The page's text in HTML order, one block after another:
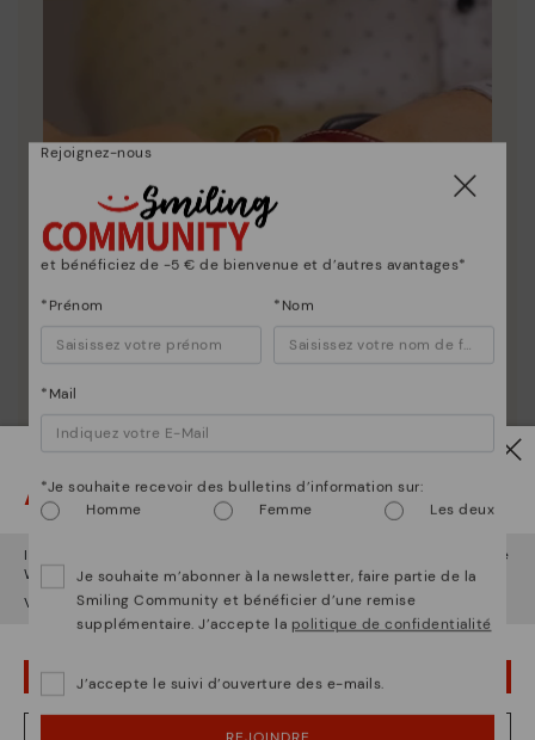
Découvrez suite
Nous vous donnons les clés pour nettoyer et
entretenir vos chaussures Pikolinos afin qu'elles
Attention !
Il semble que vous êtes en
et vous allez accéder au site
Web deFrance.
Voulez-vous aller sur le site Web deÉtats-Unis ?
OUPS... JE ME SUIS TROMPÉ, JE VEUX RESTER EN ÉTATS-UNIS
NON, JE VEUX ALLER SUR LE SITE WEB DU FRANCE
Rejoignez-nous
et bénéficiez de -5 € de bienvenue et d’autres avantages*
*Prénom *Nom
*Mail
*Je souhaite recevoir des bulletins d’information sur:
Homme
Femme Les deux
Je souhaite m’abonner à la newsletter, faire partie de la
Smiling Community et bénéficier d’une remise
supplémentaire. J’accepte la politique de confidentialité
J’accepte le suivi d’ouverture des e-mails.